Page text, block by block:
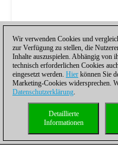
Wir verwenden Cookies und
zur Verfügung zu stellen, die
Inhalte auszuspielen. Abhängig von
technisch erforderlichen Cookies
eingesetzt werden. Hier können Sie
Marketing-Cookies widersprechen.
Datenschutzerklärung.
Detaillierte
Informationen